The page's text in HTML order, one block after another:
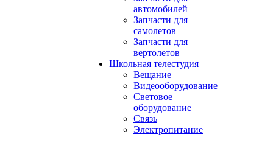
автомобилей
Запчасти для
самолетов
Запчасти для
вертолетов
Школьная телестудия
Вещание
Видеооборудование
Световое
оборудование
Связь
Электропитание